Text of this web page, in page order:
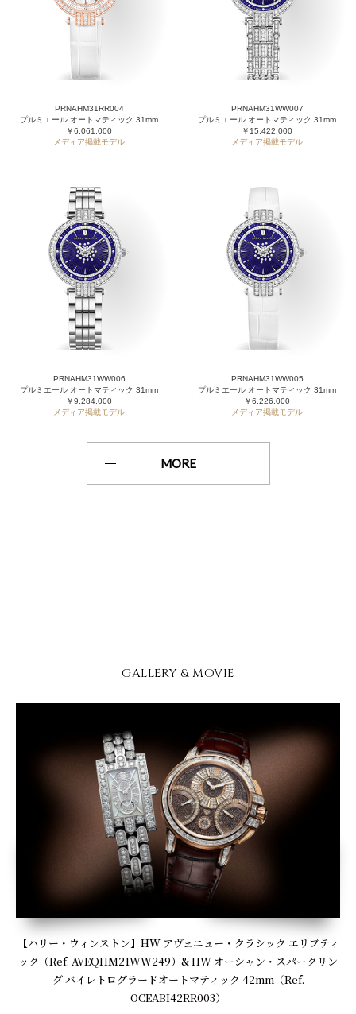
PRNAHM31RR004
プルミエール オートマティック 31mm
￥6,061,000
メディア掲載モデル
PRNAHM31WW007
プルミエール オートマティック 31mm
￥15,422,000
メディア掲載モデル
PRNAHM31WW006
プルミエール オートマティック 31mm
￥9,284,000
メディア掲載モデル
PRNAHM31WW005
プルミエール オートマティック 31mm
￥6,226,000
メディア掲載モデル
MORE
GALLERY & MOVIE
【ハリー・ウィンストン】HW アヴェニュー・クラシック エリプティ
ック（Ref. AVEQHM21WW249）& HW オーシャン・スパークリン
グ バイレトログラードオートマティック 42mm（Ref.
OCEABI42RR003）